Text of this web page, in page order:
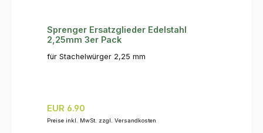
Sprenger Ersatzglieder Edelstahl
2,25mm 3er Pack
für Stachelwürger 2,25 mm
Regulärer Preis:
EUR 6.90
Preise inkl. MwSt. zzgl. Versandkosten